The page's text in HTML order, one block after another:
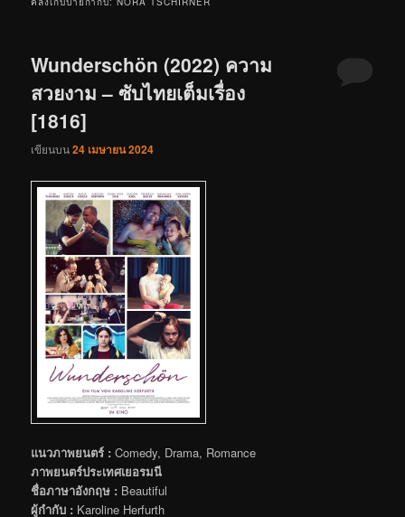
Wunderschön (2022) ความ
สวยงาม – ซับไทยเต็มเรื่อง
[1816]
เขียนบน24 เมษายน 2024
แนวภาพยนตร์ : Comedy, Drama, Romance
ภาพยนตร์ประเทศเยอรมนี
ชื่อภาษาอังกฤษ : Beautiful
ผู้กำกับ : Karoline Herfurth